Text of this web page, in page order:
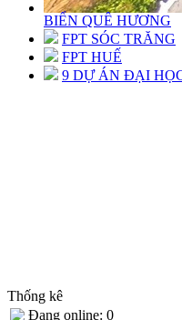
BIỂN QUÊ HƯƠNG
FPT SÓC TRĂNG
FPT HUẾ
9 DỰ ÁN ĐẠI
Thống kê
Đang online: 0